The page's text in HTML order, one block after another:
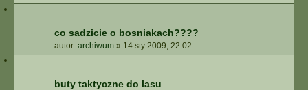
co sadzicie o bosniakach????
autor: archiwum » 14 sty 2009, 22:02
buty taktyczne do lasu